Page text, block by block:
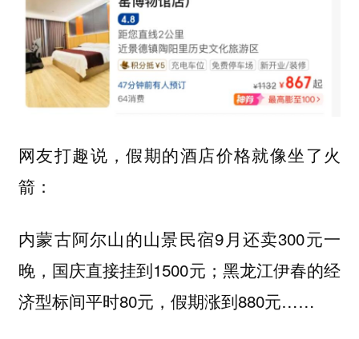
网友打趣说，假期的酒店价格就像坐了火
箭：
内蒙古阿尔山的山景民宿9月还卖300元一
晚，国庆直接挂到1500元；黑龙江伊春的经
济型标间平时80元，假期涨到880元……